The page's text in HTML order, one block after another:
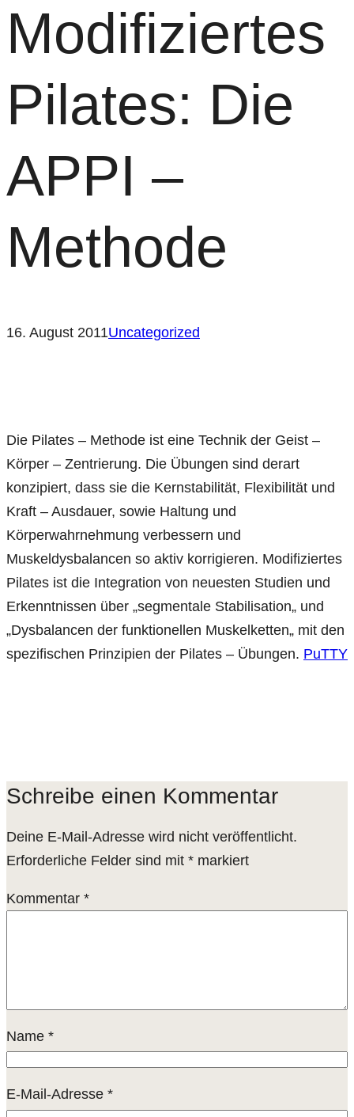
Modifiziertes
Pilates: Die
APPI –
Methode
16. August 2011Uncategorized
Die Pilates – Methode ist eine Technik der Geist –
Körper – Zentrierung. Die Übungen sind derart
konzipiert, dass sie die Kernstabilität, Flexibilität und
Kraft – Ausdauer, sowie Haltung und
Körperwahrnehmung verbessern und
Muskeldysbalancen so aktiv korrigieren. Modifiziertes
Pilates ist die Integration von neuesten Studien und
Erkenntnissen über „segmentale Stabilisation„ und
„Dysbalancen der funktionellen Muskelketten„ mit den
spezifischen Prinzipien der Pilates – Übungen. PuTTY
Schreibe einen Kommentar
Deine E-Mail-Adresse wird nicht veröffentlicht.
Erforderliche Felder sind mit * markiert
Kommentar *
Name *
E-Mail-Adresse *